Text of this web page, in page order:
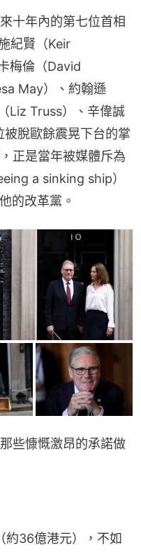
十年內的第七位首相
紀賢（Keir
梅倫（David
May）、約翰遜
Liz Truss）、辛偉誠
被脫歐餘震晃下台的掌
正是當年被媒體斥為
a sinking ship）
的改革黨。
些慷慨激昂的承諾做
約36億港元），不如